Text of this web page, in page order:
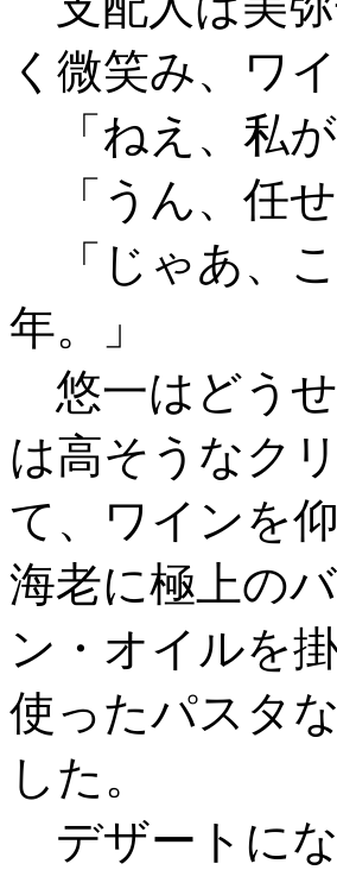
く微笑み、ワ
「ねえ、私
「うん、任せ
「じゃあ、
年。」
悠一はどう
は高そうなク
て、ワインを
海老に極上の
ン・オイルを
使ったパスタ
した。
デザートに